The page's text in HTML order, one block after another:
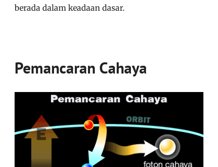
berada dalam keadaan dasar.
Pemancaran Cahaya